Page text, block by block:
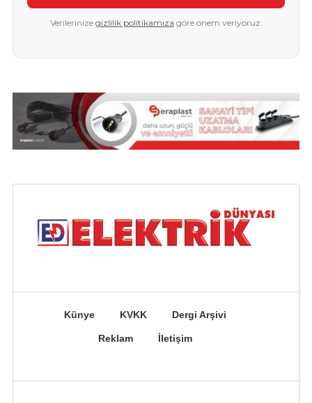
Verilerinize gizlilik politikamıza göre önem veriyoruz.
Künye KVKK Dergi Arşivi
Reklam İletişim